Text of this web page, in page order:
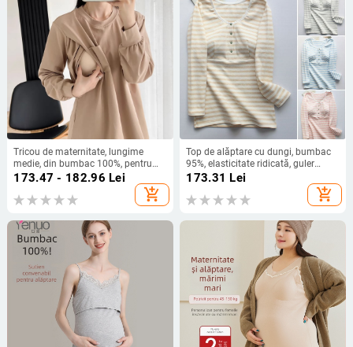
Tricou de maternitate, lungime
medie, din bumbac 100%, pentru
alăptare, purtabil după naștere
173.47 - 182.96 Lei
add_shopping_cart
Top de alăptare cu dungi, bumbac
95%, elasticitate ridicată, guler
rotund, mâneci lungi
173.31 Lei
add_shopping_cart